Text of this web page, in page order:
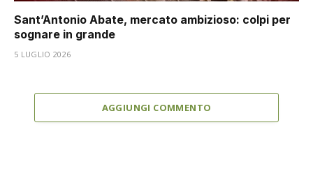
Sant’Antonio Abate, mercato ambizioso: colpi per
sognare in grande
5 LUGLIO 2026
AGGIUNGI COMMENTO